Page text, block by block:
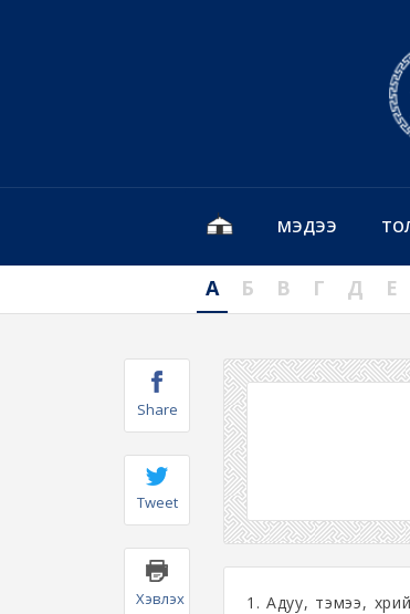
МЭДЭЭ
А Б В Г Д Е
Share
Tweet
Хэвлэх 1. Адуу, тэмээ,